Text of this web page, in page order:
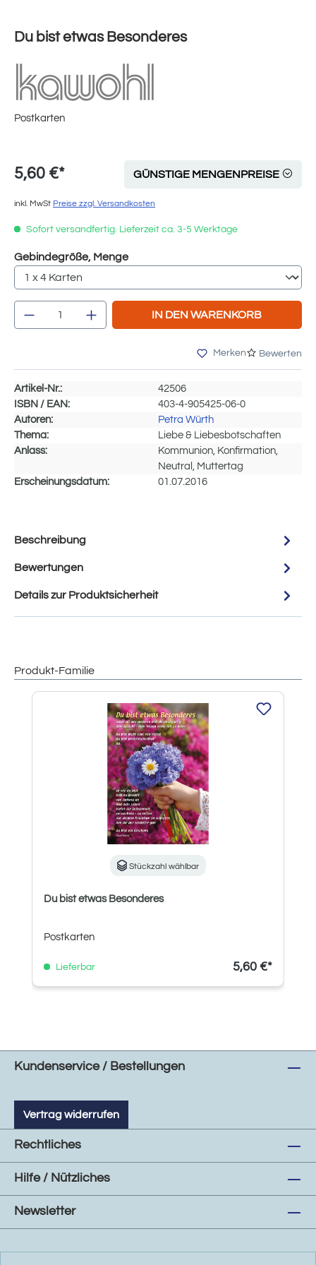
Du bist etwas Besonderes
Postkarten
5,60 €* GÜNSTIGE MENGENPREISE
inkl. MwSt Preise zzgl. Versandkosten
Sofort versandfertig. Lieferzeit ca. 3-5 Werktage
Gebindegröße, Mengeauswählen
Produkt Anzahl: Gib den gewünschten
IN DEN WARENKORB
Merken Bewerten
Artikel-Nr.:
42506
ISBN / EAN:
403-4-905425-06-0
Autoren:
Petra Würth
Thema:
Liebe & Liebesbotschaften
Anlass:
Kommunion, Konfirmation,
Neutral, Muttertag
Erscheinungsdatum:
01.07.2016
Beschreibung
Bewertungen
Details zur Produktsicherheit
Produkt-Familie
Produktgalerie überspringen
Stückzahl wählbar
Du bist etwas Besonderes
Postkarten
Lieferbar 5,60 €*
Kundenservice / Bestellungen
Vertrag widerrufen
Rechtliches
Hilfe / Nützliches
Newsletter